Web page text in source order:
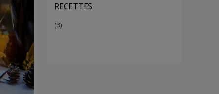
RECETTES
(3)